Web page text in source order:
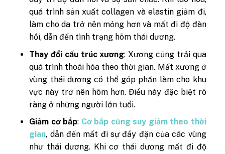
quá trình sản xuất collagen và elastin giảm đi,
làm cho da trở nên mỏng hơn và mất đi độ đàn
hồi, dẫn đến tình trạng hõm thái dương.
Thay đổi cấu trúc xương: Xương cũng trải qua
quá trình thoái hóa theo thời gian. Mất xương ở
vùng thái dương có thể góp phần làm cho khu
vực này trở nên hõm hơn. Điều này đặc biệt rõ
ràng ở những người lớn tuổi.
Giảm cơ bắp: Cơ bắp cũng suy giảm theo thời
gian, dẫn đến mất đi sự đầy đặn của các vùng
như thái dương. Khi cơ thái dương mất đi độ